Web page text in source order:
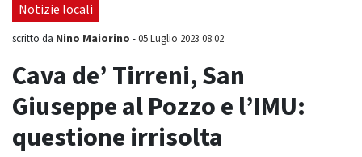
Notizie locali
scritto da Nino Maiorino -05 Luglio 2023 08:02
Cava de’ Tirreni, San
Giuseppe al Pozzo e l’IMU:
questione irrisolta